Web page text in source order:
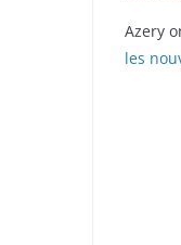
Azery
les